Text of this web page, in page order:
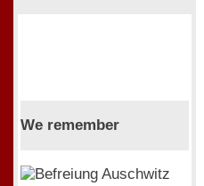
We remember